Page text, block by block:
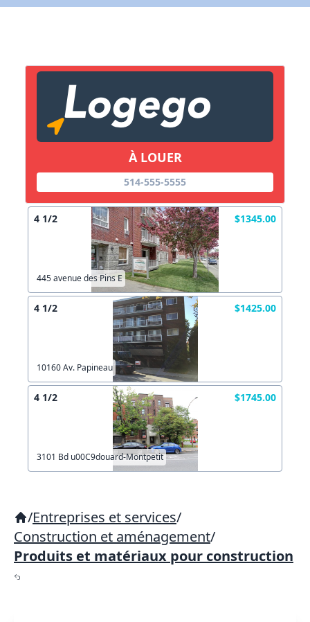
À LOUER
514-555-5555
4 1/2 $1345.00
445 avenue des Pins E
4 1/2 $1425.00
10160 Av. Papineau
4 1/2 $1745.00
3101 Bd u00C9douard-Montpetit
/Entreprises et services/
Construction et aménagement/
Produits et matériaux pour construction
Lien vers inscription (sera inclus dans courriel)
Copier lien
X Fermer Envoyez
X Fermer